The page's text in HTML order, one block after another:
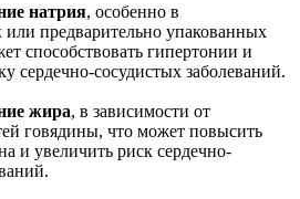
натрия, особенно в
предварительно упакованных
способствовать гипертонии и
сердечно-сосудистых заболеваний.
жира, в зависимости от
говядины, что может повысить
и увеличить риск сердечно-